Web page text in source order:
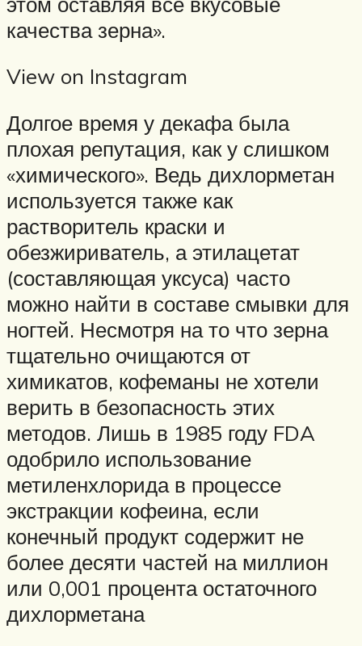
качества зерна».
View on Instagram
Долгое время у декафа была
плохая репутация, как у слишком
«химического». Ведь дихлорметан
используется также как
растворитель краски и
обезжириватель, а этилацетат
(составляющая уксуса) часто
можно найти в составе смывки для
ногтей. Несмотря на то что зерна
тщательно очищаются от
химикатов, кофеманы не хотели
верить в безопасность этих
методов. Лишь в 1985 году FDA
одобрило использование
метиленхлорида в процессе
экстракции кофеина, если
конечный продукт содержит не
более десяти частей на миллион
или 0,001 процента остаточного
дихлорметана